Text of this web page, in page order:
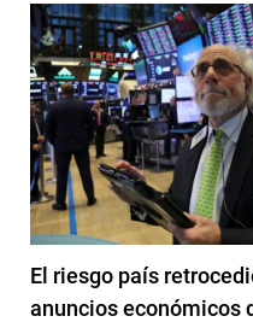
El riesgo país
anuncios económicos